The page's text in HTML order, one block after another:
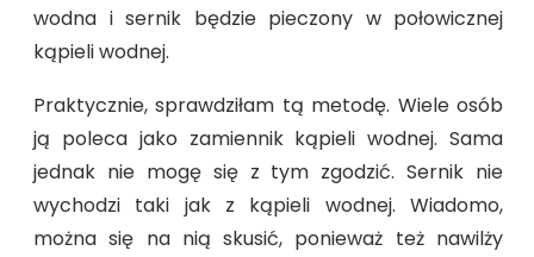
wodna i sernik będzie pieczony w połowicznej
kąpieli wodnej.
Praktycznie, sprawdziłam tą metodę. Wiele osób
ją poleca jako zamiennik kąpieli wodnej. Sama
jednak nie mogę się z tym zgodzić. Sernik nie
wychodzi taki jak z kąpieli wodnej. Wiadomo,
można się na nią skusić, ponieważ też nawilży